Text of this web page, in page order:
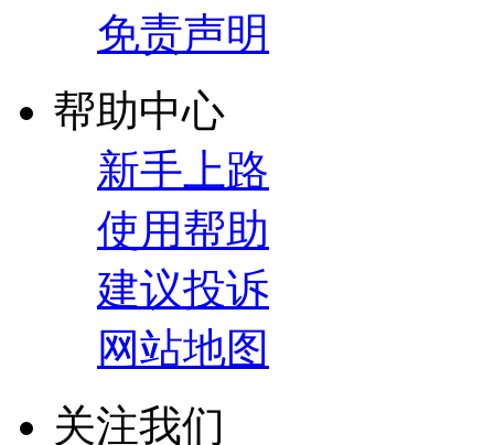
免责声明
帮助中心
新手上路
使用帮助
建议投诉
网站地图
关注我们